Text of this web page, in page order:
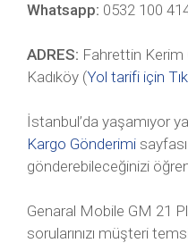
Whatsapp: 0532 100
ADRES: Fahrettin Kerim
Kadıköy (Yol tarifi için
İstanbul’da yaşamıyor
Kargo Gönderimi sayfası
gönderebileceğinizi
Genaral Mobile GM 21
sorularınızı müşteri